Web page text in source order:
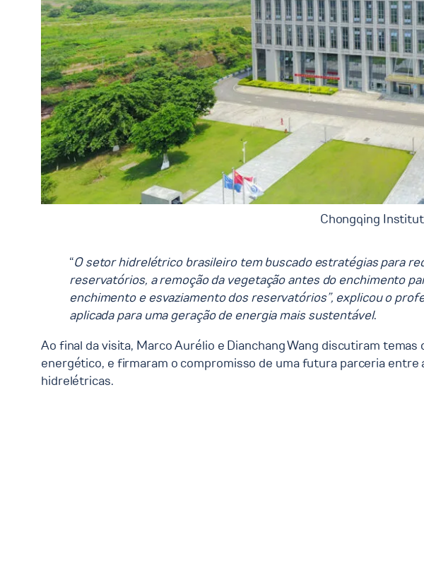
Chongqing
“O setor hidrelétrico brasileiro tem buscado estratégias para
reservatórios, a remoção da vegetação antes do enchimento
enchimento e esvaziamento dos reservatórios”, explicou o
aplicada para uma geração de energia mais sustentável.
Ao final da visita, Marco Aurélio e Dianchang Wang discutiram
energético, e firmaram o compromisso de uma futura parceria
hidrelétricas.